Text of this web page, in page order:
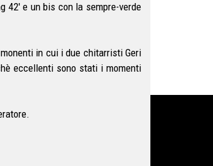
42' e un bis con la sempre-verde
in cui i due chitarristi Geri
eccellenti sono stati i momenti